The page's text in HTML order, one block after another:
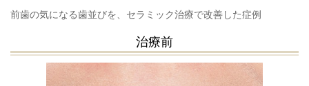
前歯の気になる歯並びを、セラミック治療で改善した症例
治療前